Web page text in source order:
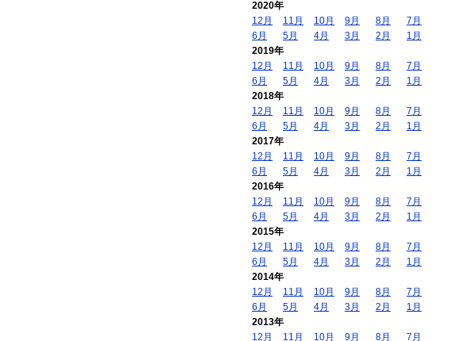
2020年
12月
11月 10月 9月 8月
7月
6月
5月 4月 3月 2月
1月
2019年
12月
11月 10月 9月 8月
7月
6月
5月 4月 3月 2月
1月
2018年
12月
11月 10月 9月 8月
7月
6月
5月 4月 3月 2月
1月
2017年
12月
11月 10月 9月 8月
7月
6月
5月 4月 3月 2月
1月
2016年
12月
11月 10月 9月 8月
7月
6月
5月 4月 3月 2月
1月
2015年
12月
11月 10月 9月 8月
7月
6月
5月 4月 3月 2月
1月
2014年
12月
11月 10月 9月 8月
7月
6月
5月 4月 3月 2月
1月
2013年
12月
11月 10月 9月 8月 7月